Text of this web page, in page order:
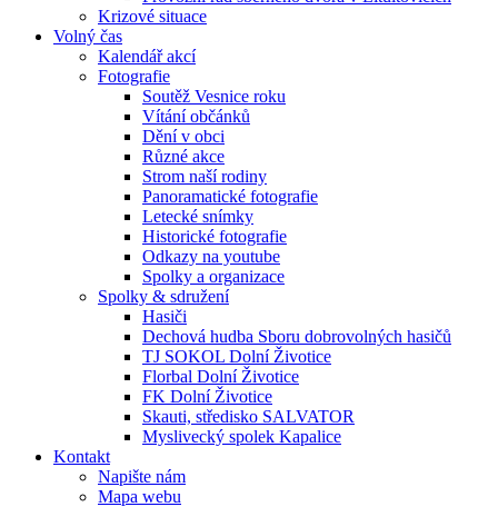
Krizové situace
Volný čas
Kalendář akcí
Fotografie
Soutěž Vesnice roku
Vítání občánků
Dění v obci
Různé akce
Strom naší rodiny
Panoramatické fotografie
Letecké snímky
Historické fotografie
Odkazy na youtube
Spolky a organizace
Spolky & sdružení
Hasiči
Dechová hudba Sboru dobrovolných hasičů
TJ SOKOL Dolní Životice
Florbal Dolní Životice
FK Dolní Životice
Skauti, středisko SALVATOR
Myslivecký spolek Kapalice
Kontakt
Napište nám
Mapa webu